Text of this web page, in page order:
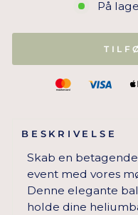
På
BESKRIVELSE
Skab en
event med vores
Denne elegante
holde dine